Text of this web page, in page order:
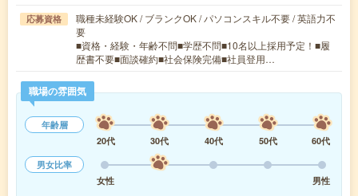
応募資格
職種未経験OK / ブランクOK / パソコンスキル不要 / 英語力不
要
■資格・経験・年齢不問■学歴不問■10名以上採用予定！■履
歴書不要■面談確約■社会保険完備■社員登用…
職場の雰囲気
年齢層
20代
30代 40代 50代
60代
男女比率
女性
男性